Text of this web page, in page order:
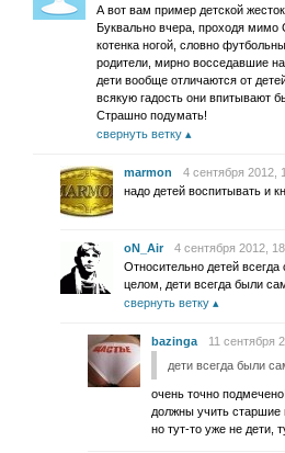
А вот вам пример детской
Буквально вчера, проходя мимо
котенка ногой, словно
родители, мирно восседавшие
дети вообще отличаются от
всякую гадость они впитывают
Страшно подумать!
свернуть ветку
marmon
4 сентября 2012,
надо детей воспитывать и
oN_Air
4 сентября 2012,
Относительно детей
целом, дети всегда были
свернуть ветку
bazinga
11 сентября
дети всегда были
очень точно
должны учить старшие
но тут-то уже не дети,